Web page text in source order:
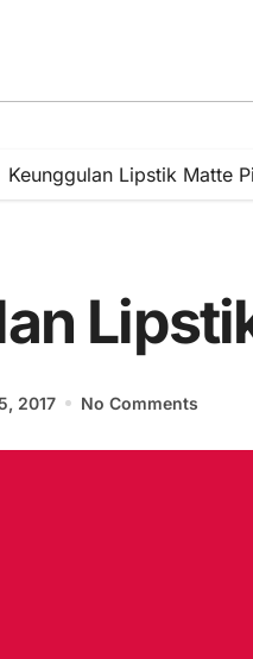
Keunggulan Lipstik Matte
2017 No Comments